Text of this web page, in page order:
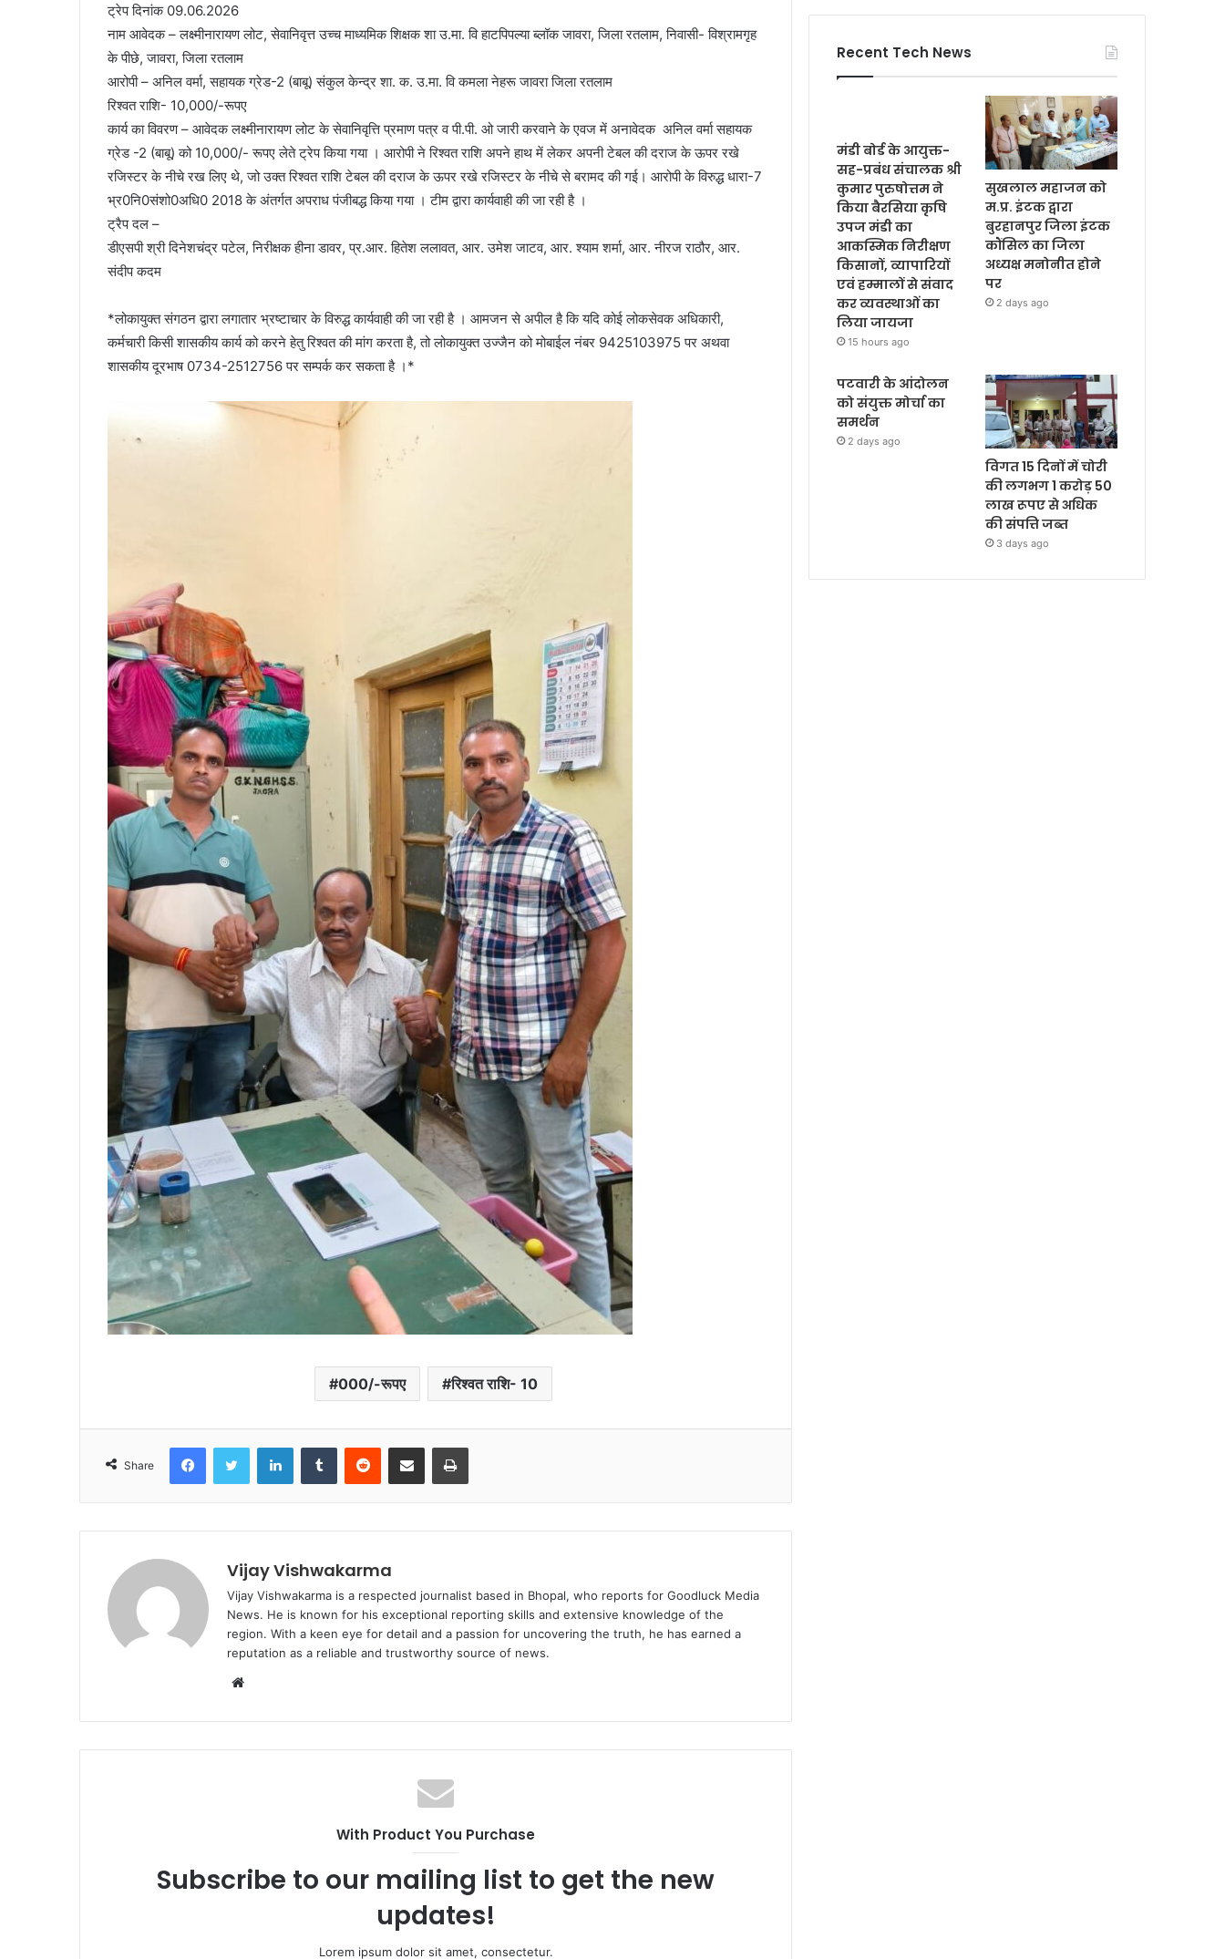
ट्रेप दिनांक 09.06.2026
नाम आवेदक – लक्ष्मीनारायण लोट, सेवानिवृत्त उच्च माध्यमिक शिक्षक शा उ.मा. वि हाटपिपल्या ब्लॉक जावरा, जिला रतलाम, निवासी- विश्रामगृह
के पीछे, जावरा, जिला रतलाम
आरोपी – अनिल वर्मा, सहायक ग्रेड-2 (बाबू) संकुल केन्द्र शा. क. उ.मा. वि कमला नेहरू जावरा जिला रतलाम
रिश्वत राशि- 10,000/-रूपए
कार्य का विवरण – आवेदक लक्ष्मीनारायण लोट के सेवानिवृत्ति प्रमाण पत्र व पी.पी. ओ जारी करवाने के एवज में अनावेदक अनिल वर्मा सहायक
ग्रेड -2 (बाबू) को 10,000/- रूपए लेते ट्रेप किया गया । आरोपी ने रिश्वत राशि अपने हाथ में लेकर अपनी टेबल की दराज के ऊपर रखे
रजिस्टर के नीचे रख लिए थे, जो उक्त रिश्वत राशि टेबल की दराज के ऊपर रखे रजिस्टर के नीचे से बरामद की गई। आरोपी के विरुद्ध धारा-7
भ्र0नि0संशो0अधि0 2018 के अंतर्गत अपराध पंजीबद्ध किया गया । टीम द्वारा कार्यवाही की जा रही है ।
ट्रैप दल –
डीएसपी श्री दिनेशचंद्र पटेल, निरीक्षक हीना डावर, प्र.आर. हितेश ललावत, आर. उमेश जाटव, आर. श्याम शर्मा, आर. नीरज राठौर, आर.
संदीप कदम
*लोकायुक्त संगठन द्वारा लगातार भ्रष्टाचार के विरुद्ध कार्यवाही की जा रही है । आमजन से अपील है कि यदि कोई लोकसेवक अधिकारी,
कर्मचारी किसी शासकीय कार्य को करने हेतु रिश्वत की मांग करता है, तो लोकायुक्त उज्जैन को मोबाईल नंबर 9425103975 पर अथवा
शासकीय दूरभाष 0734-2512756 पर सम्पर्क कर सकता है ।*
000/-रूपए रिश्वत राशि- 10
Share
FacebookTwitter LinkedInTumblr Reddit Share via Email Print
Vijay Vishwakarma
Vijay Vishwakarma is a respected journalist based in Bhopal, who reports for Goodluck Media
News. He is known for his exceptional reporting skills and extensive knowledge of the
region. With a keen eye for detail and a passion for uncovering the truth, he has earned a
reputation as a reliable and trustworthy source of news.
Website
With Product You Purchase
Subscribe to our mailing list to get the new
updates!
Lorem ipsum dolor sit amet, consectetur.
Recent Tech News
मंडी बोर्ड के आयुक्त-
सह-प्रबंध संचालक श्री
कुमार पुरुषोत्तम ने
किया बैरसिया कृषि
उपज मंडी का
आकस्मिक निरीक्षण
किसानों, व्यापारियों
एवं हम्मालों से संवाद
कर व्यवस्थाओं का
लिया जायजा
15 hours ago
सुखलाल महाजन को
म.प्र. इंटक द्वारा
बुरहानपुर जिला इंटक
कौंसिल का जिला
अध्यक्ष मनोनीत होने
पर
2 days ago
पटवारी के आंदोलन
को संयुक्त मोर्चा का
समर्थन
2 days ago
विगत 15 दिनों में चोरी
की लगभग 1 करोड़ 50
लाख रूपए से अधिक
की संपत्ति जब्‍त
3 days ago